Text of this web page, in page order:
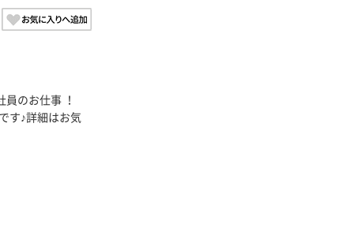
のお仕事 ！
す♪詳細はお気